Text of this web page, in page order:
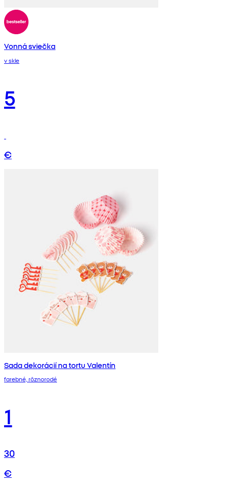
Vonná sviečka
v skle
5
€
Sada dekorácií na tortu Valentín
farebné, rôznorodé
1
30
€